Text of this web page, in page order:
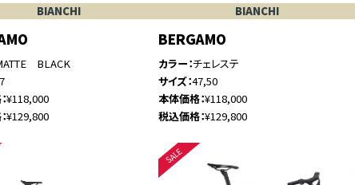
BIANCHI
BLACK
¥118,000
¥129,800
BIANCHI
BERGAMO
カラー チェレステ
サイズ 47,50
本体価格 ¥118,000
税込価格 ¥129,800